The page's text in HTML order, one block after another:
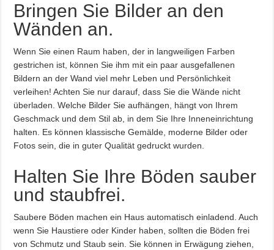
Bringen Sie Bilder an den
Wänden an.
Wenn Sie einen Raum haben, der in langweiligen Farben
gestrichen ist, können Sie ihm mit ein paar ausgefallenen
Bildern an der Wand viel mehr Leben und Persönlichkeit
verleihen! Achten Sie nur darauf, dass Sie die Wände nicht
überladen. Welche Bilder Sie aufhängen, hängt von Ihrem
Geschmack und dem Stil ab, in dem Sie Ihre Inneneinrichtung
halten. Es können klassische Gemälde, moderne Bilder oder
Fotos sein, die in guter Qualität gedruckt wurden.
Halten Sie Ihre Böden sauber
und staubfrei.
Saubere Böden machen ein Haus automatisch einladend. Auch
wenn Sie Haustiere oder Kinder haben, sollten die Böden frei
von Schmutz und Staub sein. Sie können in Erwägung ziehen,